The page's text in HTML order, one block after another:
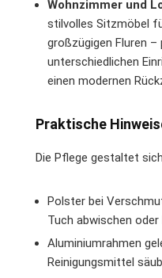
Wohnzimmer und
stilvolles Sitzmöbel
großzügigen Fluren
unterschiedlichen
einen modernen
Praktische
Die Pflege gestaltet
Polster bei
Tuch abwischen
Aluminiumrahmen
Reinigungsmittel